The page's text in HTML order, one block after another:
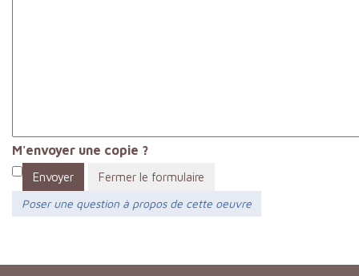
M'envoyer une copie ?
Envoyer
Fermer le formulaire
Poser une question à propos de cette oeuvre